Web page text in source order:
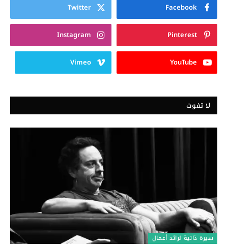
Facebook
Twitter
Pinterest
Instagram
YouTube
Vimeo
لا تفوت
سيرة ذاتية لرائد أعمال